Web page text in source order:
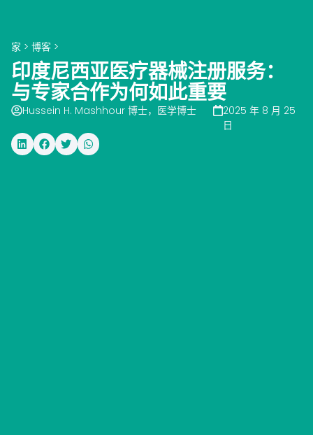
家 > 博客 >
印度尼西亚医疗器械注册服务：
与专家合作为何如此重要
Hussein H. Mashhour 博士，医学博士
2025 年 8 月 25
日